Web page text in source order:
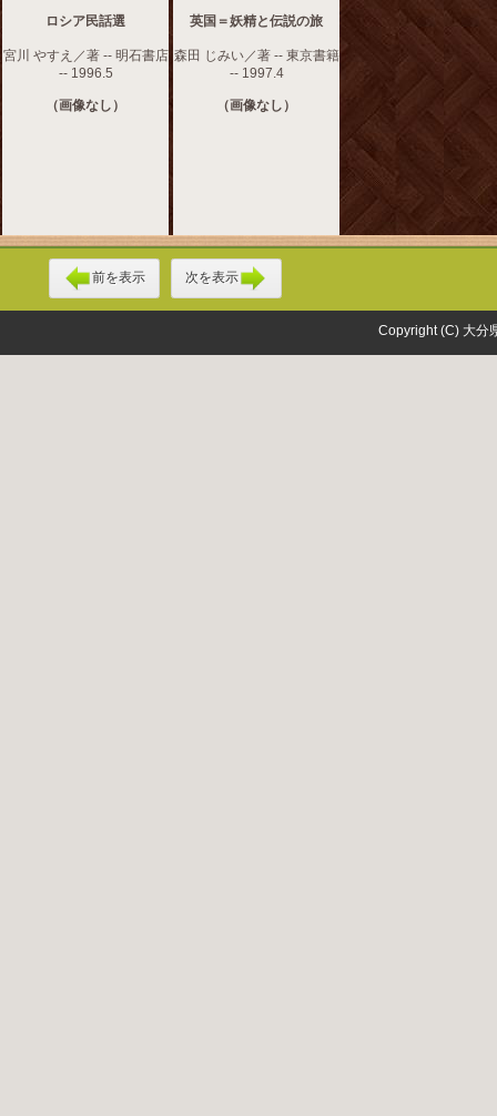
ロシア民話選
宮川 やすえ／著 -- 明石書店
-- 1996.5
（画像なし）
英国＝妖精と伝説の旅
森田 じみい／著 -- 東京書籍
-- 1997.4
（画像なし）
前を表示 次を表示
Copyright (C) 大分